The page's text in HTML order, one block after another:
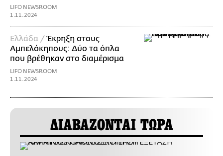
LIFO NEWSROOM
1.11.2024
Ελλάδα /Έκρηξη στους
Αμπελόκηπους: Δύο τα όπλα
που βρέθηκαν στο διαμέρισμα
LIFO NEWSROOM
1.11.2024
ΔΙΑΒΑΖΟΝΤΑΙ ΤΩΡΑ